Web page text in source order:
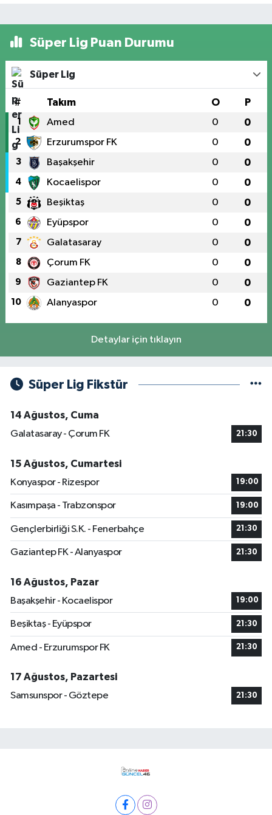
Süper Lig Puan Durumu
Süper Lig
# Takım O P
1 Amed 0 0
2 Erzurumspor FK 0 0
3 Başakşehir 0 0
4 Kocaelispor 0 0
5 Beşiktaş 0 0
6 Eyüpspor 0 0
7 Galatasaray 0 0
8 Çorum FK 0 0
9 Gaziantep FK 0 0
10 Alanyaspor 0 0
Detaylar için tıklayın
Süper Lig Fikstür
14 Ağustos, Cuma
Galatasaray - Çorum FK
21:30
15 Ağustos, Cumartesi
Konyaspor - Rizespor
19:00
Kasımpaşa - Trabzonspor 19:00
Gençlerbirliği S.K. - Fenerbahçe 21:30
Gaziantep FK - Alanyaspor 21:30
16 Ağustos, Pazar
Başakşehir - Kocaelispor
19:00
Beşiktaş - Eyüpspor 21:30
Amed - Erzurumspor FK 21:30
17 Ağustos, Pazartesi
Samsunspor - Göztepe
21:30